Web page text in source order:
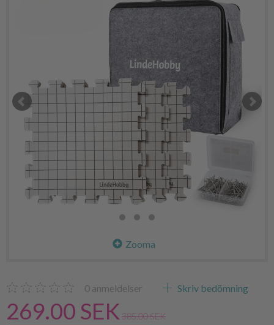
Zooma
0 anmeldelser Skriv bedömning
269.00 SEK 385.00 SEK